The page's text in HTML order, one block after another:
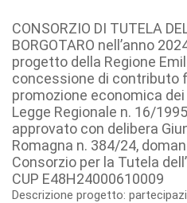
CONSORZIO DI TUTELA
BORGOTARO nell’anno
progetto della Regione
concessione di contributo
promozione economica
Legge Regionale n. 16/
approvato con delibera
Romagna n. 384/24,
Consorzio per la Tutela
CUP E48H24000610009
Descrizione progetto: